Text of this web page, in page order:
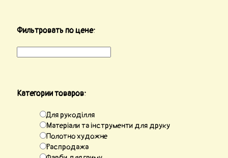
Фильтровать по цене:
Категории товаров:
Для рукоділля
Матеріали та інструменти для друку
Полотно художне
Распродажа